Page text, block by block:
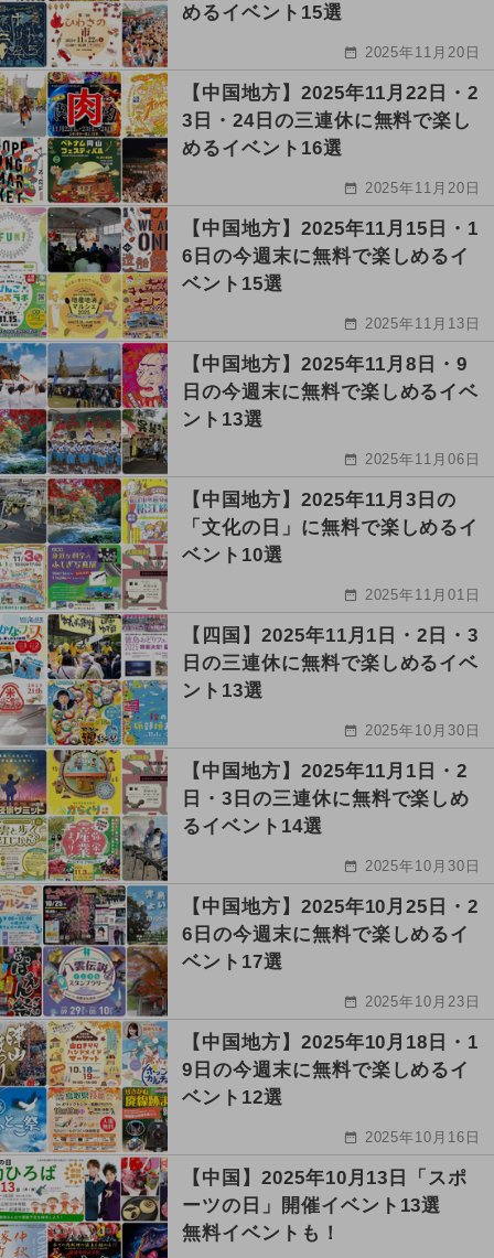
めるイベント15選
2025年11月20日
【中国地方】2025年11月22日・2
3日・24日の三連休に無料で楽し
めるイベント16選
2025年11月20日
【中国地方】2025年11月15日・1
6日の今週末に無料で楽しめるイ
ベント15選
2025年11月13日
【中国地方】2025年11月8日・9
日の今週末に無料で楽しめるイベ
ント13選
2025年11月06日
【中国地方】2025年11月3日の
「文化の日」に無料で楽しめるイ
ベント10選
2025年11月01日
【四国】2025年11月1日・2日・3
日の三連休に無料で楽しめるイベ
ント13選
2025年10月30日
【中国地方】2025年11月1日・2
日・3日の三連休に無料で楽しめ
るイベント14選
2025年10月30日
【中国地方】2025年10月25日・2
6日の今週末に無料で楽しめるイ
ベント17選
2025年10月23日
【中国地方】2025年10月18日・1
9日の今週末に無料で楽しめるイ
ベント12選
2025年10月16日
【中国】2025年10月13日「スポ
ーツの日」開催イベント13選
無料イベントも！